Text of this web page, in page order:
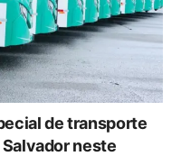
de transporte
neste